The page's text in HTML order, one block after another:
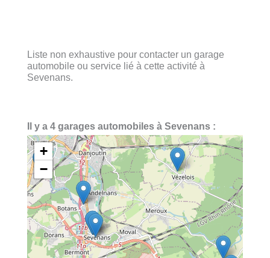
Liste non exhaustive pour contacter un garage
automobile ou service lié à cette activité à
Sevenans.
Il y a 4 garages automobiles à Sevenans :
+
−